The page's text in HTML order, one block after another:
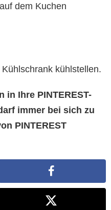
dem Kuchen
kühlstellen.
in Ihre PINTEREST-
immer bei sich zu
PINTEREST